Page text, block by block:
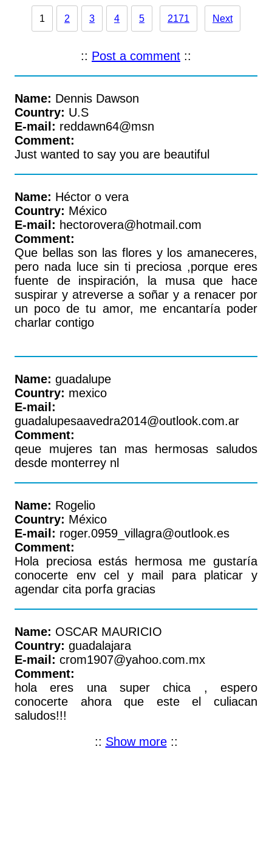
1 2 3 4 5 2171 Next
:: Post a comment ::
Name: Dennis Dawson
Country: U.S
E-mail: reddawn64@msn
Comment:
Just wanted to say you are beautiful
Name: Héctor o vera
Country: México
E-mail: hectorovera@hotmail.com
Comment:
Que bellas son las flores y los amaneceres,
pero nada luce sin ti preciosa ,porque eres
fuente de inspiración, la musa que hace
suspirar y atreverse a soñar y a renacer por
un poco de tu amor, me encantaría poder
charlar contigo
Name: guadalupe
Country: mexico
E-mail:
guadalupesaavedra2014@outlook.com.ar
Comment:
qeue mujeres tan mas hermosas saludos
desde monterrey nl
Name: Rogelio
Country: México
E-mail: roger.0959_villagra@outlook.es
Comment:
Hola preciosa estás hermosa me gustaría
conocerte env cel y mail para platicar y
agendar cita porfa gracias
Name: OSCAR MAURICIO
Country: guadalajara
E-mail: crom1907@yahoo.com.mx
Comment:
hola eres una super chica , espero
conocerte ahora que este el culiacan
saludos!!!
:: Show more::